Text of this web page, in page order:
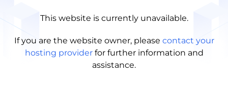
This website is currently unavailable.
If you are the website owner, please contact your
hosting provider for further information and
assistance.